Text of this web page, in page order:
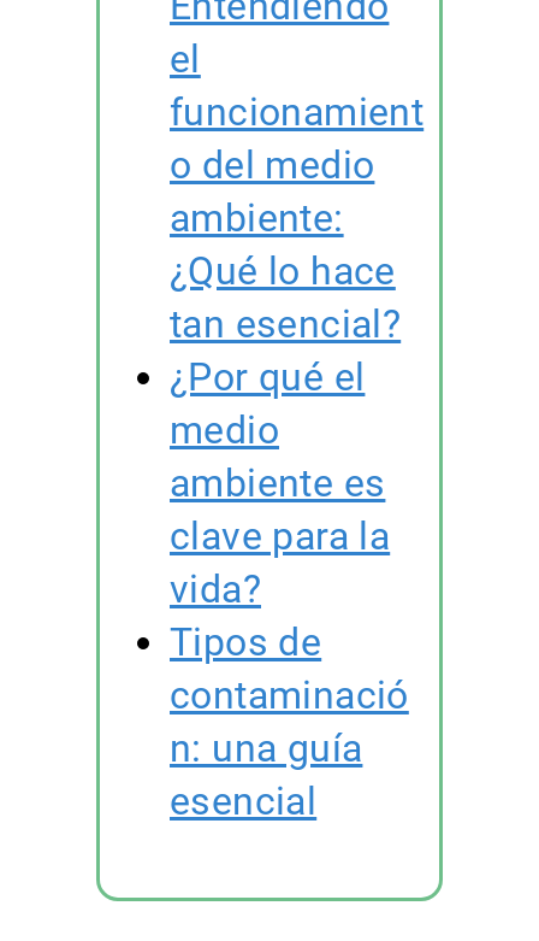
el
funcionamient
o del medio
ambiente:
¿Qué lo hace
tan esencial?
¿Por qué el
medio
ambiente es
clave para la
vida?
Tipos de
contaminació
n: una guía
esencial